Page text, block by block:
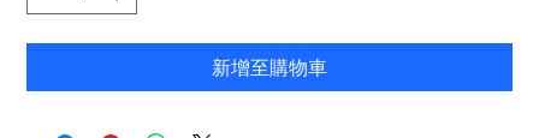
新增至購物車